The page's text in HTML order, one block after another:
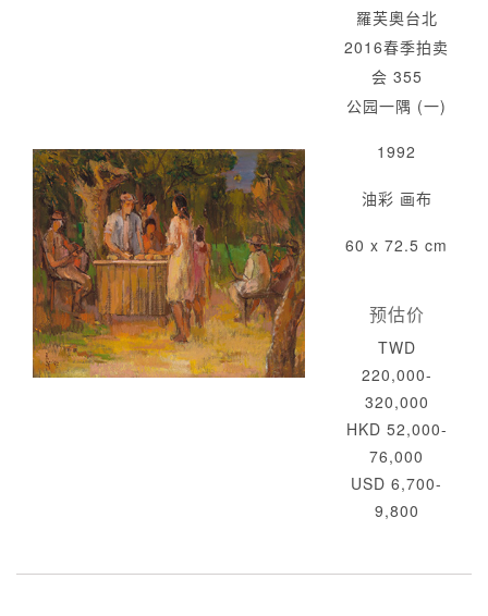
羅芙奧台北
2016春季拍卖
会 355
公园一隅 (一)
1992
油彩 画布
60 x 72.5 cm
预估价
TWD
220,000-
320,000
HKD 52,000-
76,000
USD 6,700-
9,800